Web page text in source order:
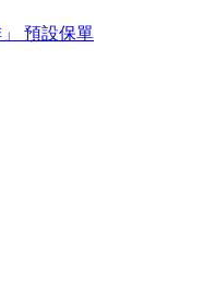
」 預設保單